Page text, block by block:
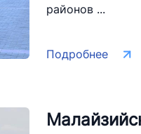
районов ...
Подробнее